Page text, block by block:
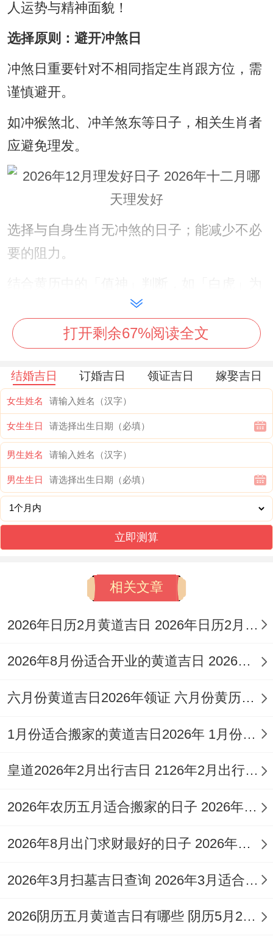
人运势与精神面貌！
选择原则：避开冲煞日
冲煞日重要针对不相同指定生肖跟方位，需
谨慎避开。
如冲猴煞北、冲羊煞东等日子，相关生肖者
应避免理发。
选择与自身生肖无冲煞的日子；能减少不必
要的阻力。
黑道凶日，不宜行事！
推荐吉日列表
12月2日（农历十月廿四）;干支庚戌；值神
金匮，黄道吉日！
此日宜理发，标记财运与事业顺利，冲煞为
掘井、开光！
12月4日（农历十月廿六）、干支壬子,值神
白虎，但宜理发！
此日理发可提升个人魅力,冲煞为开市、安
葬,需注意。
12月13日（农历十一月初五），干支辛酉，
值神明堂，黄道吉日！
此日理发利于健康与智慧，冲煞为伐木、安
葬。
12月23日（农历十一月十五），干支辛巳，
此日标记改变与新生；冲煞为作灶、安门.
12月25日（农历十一月十七），干支癸未，
值神明堂，黄道吉日！
收！
择吉时辰：吉时段的标记有价值
辰时（7：00-9:00）：金匮吉神当值，标记
打开剩余67%阅读全文
结婚吉日 订婚吉日 领证吉日 嫁娶吉日
女生姓名
女生生日
男生姓名
男生生日
立即测算
相关文章
2026年日历2月黄道吉日 2026年日历2月属羊
2026年8月份适合开业的黄道吉日 2026年8月26日适合开业吗
六月份黄道吉日2026年领证 六月份黄历领证
1月份适合搬家的黄道吉日2026年 1月份黄历哪天适合搬家
皇道2026年2月出行吉日 2126年2月出行吉日
2026年农历五月适合搬家的日子 2026年农历5月26可以搬家吗
2026年8月出门求财最好的日子 2026年六月出行求财吉日
2026年3月扫墓吉日查询 2026年3月适合扫墓的日子
2026阴历五月黄道吉日有哪些 阴历5月26日黄道吉日查询